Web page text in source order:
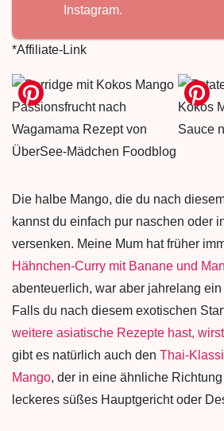
Instagram.
*Affiliate-Link
Die halbe Mango, die du nach
kannst du einfach pur naschen oder
versenken. Meine Mum hat früher
Hähnchen-Curry mit Banane und
abenteuerlich, war aber jahrelang
Falls du nach diesem exotischen
weitere asiatische Rezepte hast,
gibt es natürlich auch den Thai-
Mango, der in eine ähnliche
leckeres süßes Hauptgericht oder